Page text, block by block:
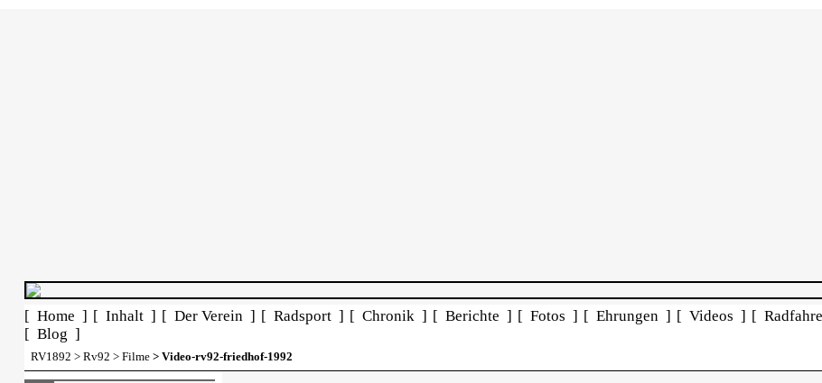
[ Home ] [ Inhalt ] [ Der Verein ] [ Radsport ] [ Chronik ] [ Berichte ] [ Fotos ] [ Ehrungen ] [ Videos ] [
[ Blog ]
RV1892 > Rv92 > Filme> Video-rv92-friedhof-1992